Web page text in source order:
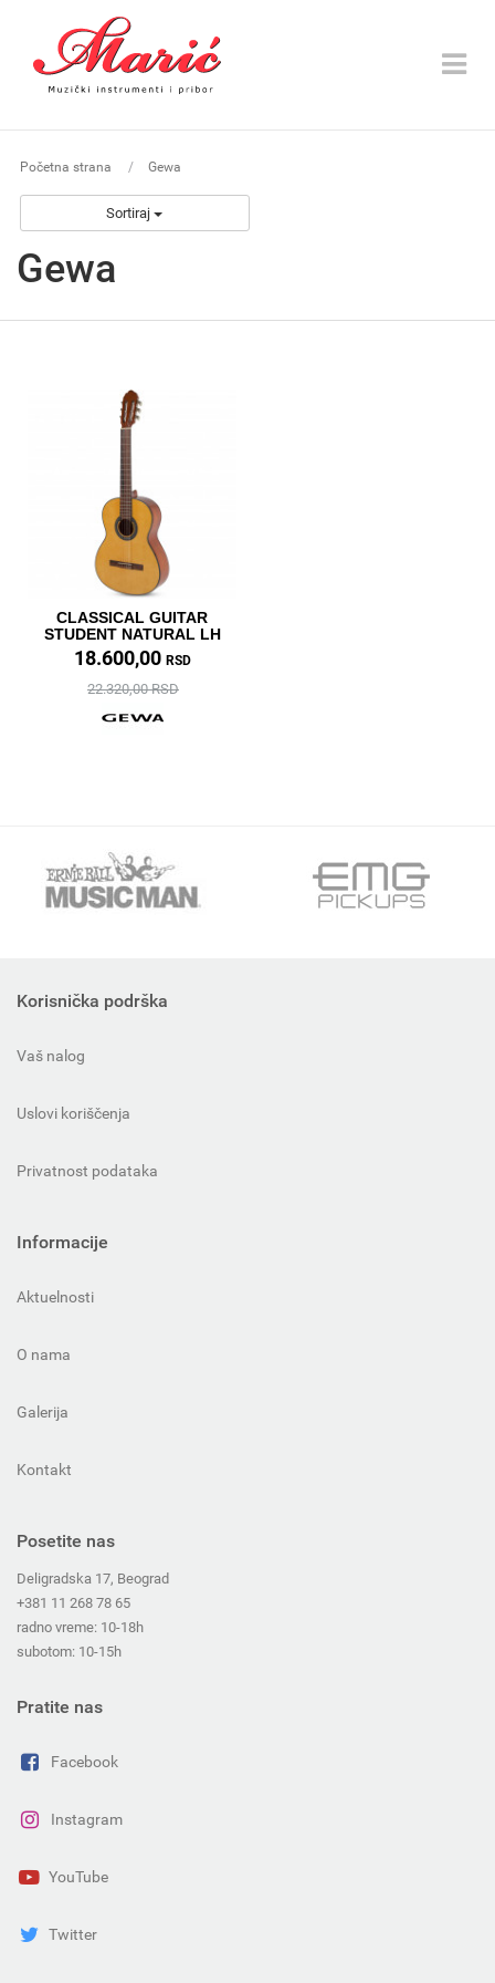
Toggle
Početna strana Gewa
Sortiraj
Gewa
CLASSICAL GUITAR
STUDENT NATURAL LH
18.600,00 RSD
22.320,00 RSD
Korisnička podrška
Vaš nalog
Uslovi koriščenja
Privatnost podataka
Informacije
Aktuelnosti
O nama
Galerija
Kontakt
Posetite nas
Deligradska 17, Beograd
+381 11 268 78 65
radno vreme: 10-18h
subotom: 10-15h
Pratite nas
Facebook
Instagram
YouTube
Twitter